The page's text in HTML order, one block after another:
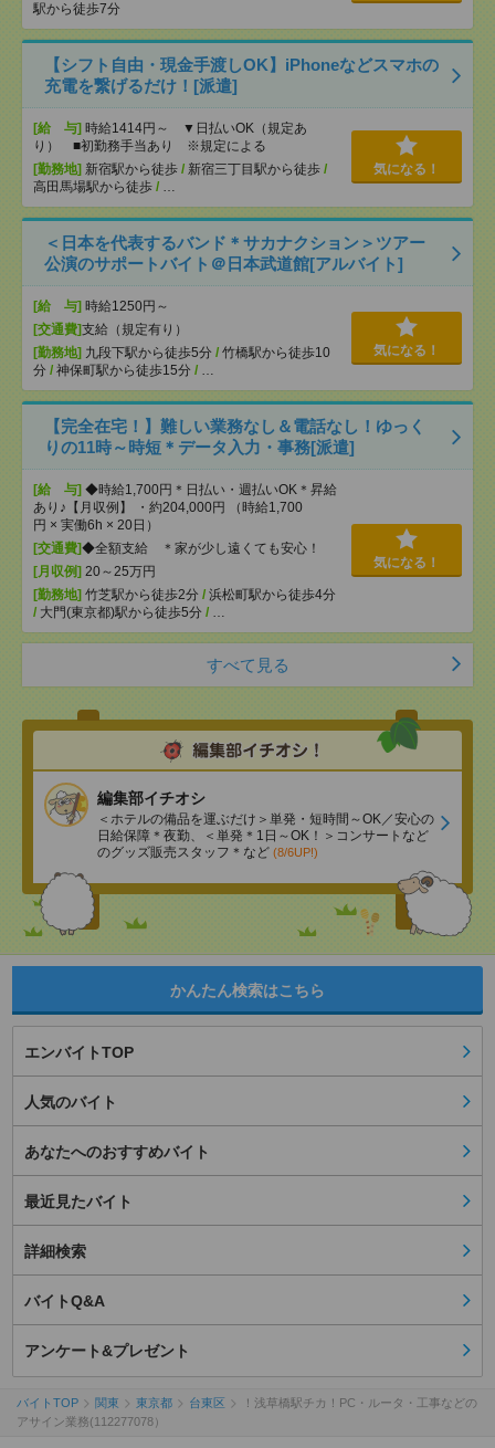
駅から徒歩7分
【シフト自由・現金手渡しOK】iPhoneなどスマホの
充電を繋げるだけ！[派遣]
[給 与] 時給1414円～ ▼日払いOK（規定あ
り） ■初勤務手当あり ※規定による
[勤務地] 新宿駅から徒歩 / 新宿三丁目駅から徒歩 /
高田馬場駅から徒歩 / …
気になる！
＜日本を代表するバンド＊サカナクション＞ツアー
公演のサポートバイト＠日本武道館[アルバイト]
[給 与] 時給1250円～
[交通費]支給（規定有り）
[勤務地] 九段下駅から徒歩5分 / 竹橋駅から徒歩10
分 / 神保町駅から徒歩15分 / …
気になる！
【完全在宅！】難しい業務なし＆電話なし！ゆっく
りの11時～時短＊データ入力・事務[派遣]
[給 与] ◆時給1,700円＊日払い・週払いOK＊昇給
あり♪【月収例】 ・約204,000円 （時給1,700
円 × 実働6h × 20日）
[交通費]◆全額支給 ＊家が少し遠くても安心！
[月収例] 20～25万円
[勤務地] 竹芝駅から徒歩2分 / 浜松町駅から徒歩4分
/ 大門(東京都)駅から徒歩5分 / …
気になる！
すべて見る
編集部イチオシ
＜ホテルの備品を運ぶだけ＞単発・短時間～OK／安心の
日給保障＊夜勤、＜単発＊1日～OK！＞コンサートなど
のグッズ販売スタッフ＊など (8/6UP!)
かんたん検索はこちら
エンバイトTOP
人気のバイト
あなたへのおすすめバイト
最近見たバイト
詳細検索
バイトQ&A
アンケート&プレゼント
バイトTOP 関東 東京都 台東区
！浅草橋駅チカ！PC・ルータ・工事などの
アサイン業務(112277078）